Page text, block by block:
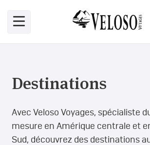
Destinations
Avec Veloso Voyages, spécialiste
mesure en Amérique centrale et
Sud, découvrez des destinations